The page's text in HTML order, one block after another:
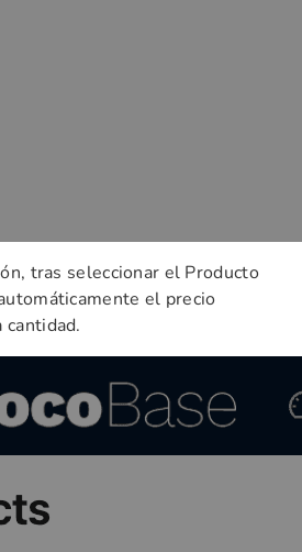
tras seleccionar el Producto
el precio
cantidad.